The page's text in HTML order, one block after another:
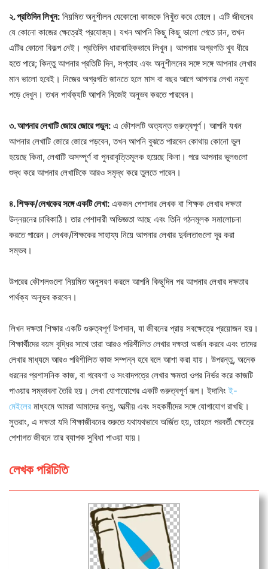
২. প্রতিদিন লিখুন: নিয়মিত অনুশীলন যেকোনো কাজকে নিখুঁত করে তোলে। এটি জীবনের
যে কোনো কাজের ক্ষেত্রেই প্রযোজ্য। যখন আপনি কিছু কিছু ভালো পেতে চান, তখন
এটির কোনো বিকল্প নেই। প্রতিদিন ধারাবাহিকভাবে লিখুন। আপনার অগ্রগতি খুব ধীরে
হতে পারে; কিন্তু আপনার প্রতিটি দিন, সপ্তাহ এবং অনুশীলনের সঙ্গে সঙ্গে আপনার লেখার
মান ভালো হবেই। নিজের অগ্রগতি জানতে হলে মাস বা বছর আগে আপনার লেখা নমুনা
পড়ে দেখুন। তখন পার্থক্যটি আপনি নিজেই অনুভব করতে পারবেন।
৩. আপনার লেখাটি জোরে জোরে পড়ুন: এ কৌশলটি অত্যন্ত গুরুত্বপূর্ণ। আপনি যখন
আপনার লেখাটি জোরে জোরে পড়বেন, তখন আপনি বুঝতে পারবেন কোথায় কোনো ভুল
হয়েছে কিনা, লেখাটি অসম্পূর্ণ বা পুনরাবৃত্তিমূলক হয়েছে কিনা। পরে আপনার ভুলগুলো
শুদ্ধ করে আপনার লেখাটিকে আরও সমৃদ্ধ করে তুলতে পারেন।
৪. শিক্ষক/লেখকের সঙ্গে একটি লেখা: একজন পেশাদার লেখক বা শিক্ষক লেখার দক্ষতা
উন্নয়নের চাবিকাঠি। তার পেশাদারী অভিজ্ঞতা আছে এবং তিনি গঠনমূলক সমালোচনা
করতে পারেন। লেখক/শিক্ষকের সাহায্য নিয়ে আপনার লেখার দুর্বলতাগুলো দূর করা
সম্ভব।
উপরের কৌশলগুলো নিয়মিত অনুসরণ করলে আপনি কিছুদিন পর আপনার লেখার দক্ষতার
পার্থক্য অনুভব করবেন।
লিখন দক্ষতা শিক্ষার একটি গুরুত্বপূর্ণ উপাদান, যা জীবনের প্রায় সবক্ষেত্রে প্রয়োজন হয়।
শিক্ষার্থীদের বয়স বৃদ্ধির সাথে তারা আরও পরিশীলিত লেখার দক্ষতা অর্জন করবে এবং তাদের
লেখার মাধ্যমে আরও পরিশীলিত কাজ সম্পন্ন হবে বলে আশা করা যায়। উপরন্তু, অনেক
ধরনের প্রশাসনিক কাজ, বা গবেষণা ও সংবাদপত্রে লেখার ক্ষমতা ওপর নির্ভর করে কাজটি
পাওয়ার সম্ভাবনা তৈরি হয়। লেখা যোগাযোগের একটি গুরুত্বপূর্ণ রূপ। ইদানিং ই-
মেইলের মাধ্যমে আমরা আমাদের বন্ধু, আত্মীয় এবং সহকর্মীদের সঙ্গে যোগাযোগ রাখছি।
সুতরাং, এ দক্ষতা যদি শিক্ষাজীবনের শুরুতে যথাযথভাবে অর্জিত হয়, তাহলে পরবর্তী ক্ষেত্রে
পেশাগত জীবনে তার ব্যাপক সুবিধা পাওয়া যায়।
লেখক পরিচিতি